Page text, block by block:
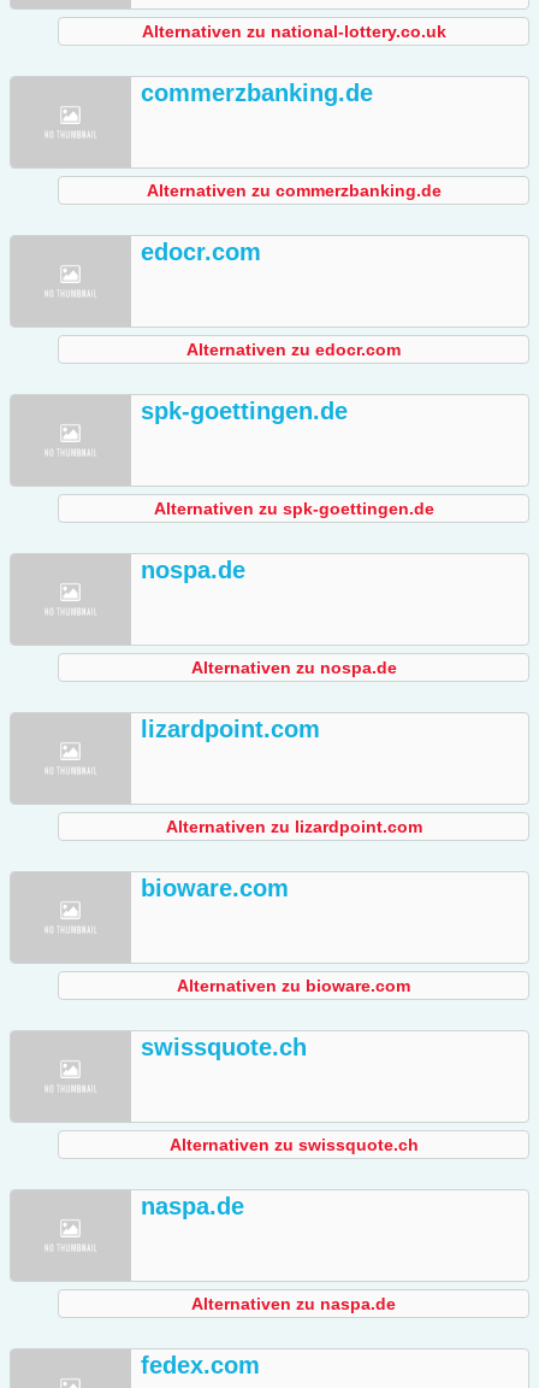
Alternativen zu national-lottery.co.uk
commerzbanking.de
Alternativen zu commerzbanking.de
edocr.com
Alternativen zu edocr.com
spk-goettingen.de
Alternativen zu spk-goettingen.de
nospa.de
Alternativen zu nospa.de
lizardpoint.com
Alternativen zu lizardpoint.com
bioware.com
Alternativen zu bioware.com
swissquote.ch
Alternativen zu swissquote.ch
naspa.de
Alternativen zu naspa.de
fedex.com